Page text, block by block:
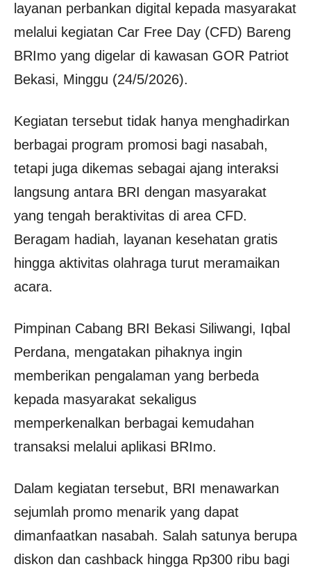
layanan perbankan digital kepada masyarakat
melalui kegiatan Car Free Day (CFD) Bareng
BRImo yang digelar di kawasan GOR Patriot
Bekasi, Minggu (24/5/2026).
Kegiatan tersebut tidak hanya menghadirkan
berbagai program promosi bagi nasabah,
tetapi juga dikemas sebagai ajang interaksi
langsung antara BRI dengan masyarakat
yang tengah beraktivitas di area CFD.
Beragam hadiah, layanan kesehatan gratis
hingga aktivitas olahraga turut meramaikan
acara.
Pimpinan Cabang BRI Bekasi Siliwangi, Iqbal
Perdana, mengatakan pihaknya ingin
memberikan pengalaman yang berbeda
kepada masyarakat sekaligus
memperkenalkan berbagai kemudahan
transaksi melalui aplikasi BRImo.
Dalam kegiatan tersebut, BRI menawarkan
sejumlah promo menarik yang dapat
dimanfaatkan nasabah. Salah satunya berupa
diskon dan cashback hingga Rp300 ribu bagi